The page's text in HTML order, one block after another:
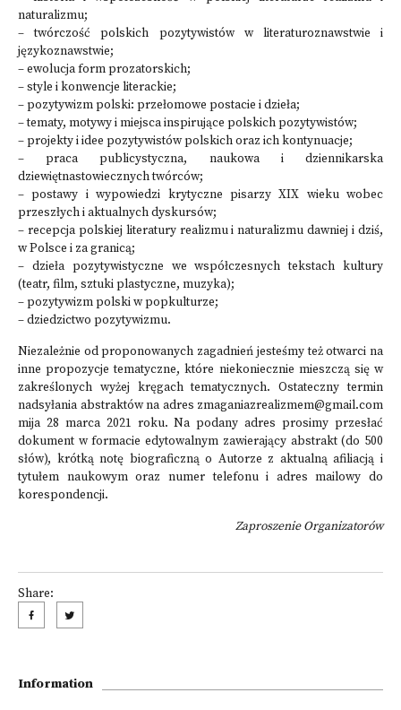
naturalizmu;
– twórczość polskich pozytywistów w literaturoznawstwie i
językoznawstwie;
– ewolucja form prozatorskich;
– style i konwencje literackie;
– pozytywizm polski: przełomowe postacie i dzieła;
– tematy, motywy i miejsca inspirujące polskich pozytywistów;
– projekty i idee pozytywistów polskich oraz ich kontynuacje;
– praca publicystyczna, naukowa i dziennikarska
dziewiętnastowiecznych twórców;
– postawy i wypowiedzi krytyczne pisarzy XIX wieku wobec
przeszłych i aktualnych dyskursów;
– recepcja polskiej literatury realizmu i naturalizmu dawniej i dziś,
w Polsce i za granicą;
– dzieła pozytywistyczne we współczesnych tekstach kultury
(teatr, film, sztuki plastyczne, muzyka);
– pozytywizm polski w popkulturze;
– dziedzictwo pozytywizmu.
Niezależnie od proponowanych zagadnień jesteśmy też otwarci na
inne propozycje tematyczne, które niekoniecznie mieszczą się w
zakreślonych wyżej kręgach tematycznych. Ostateczny termin
nadsyłania abstraktów na adres zmaganiazrealizmem@gmail.com
mija 28 marca 2021 roku. Na podany adres prosimy przesłać
dokument w formacie edytowalnym zawierający abstrakt (do 500
słów), krótką notę biograficzną o Autorze z aktualną afiliacją i
tytułem naukowym oraz numer telefonu i adres mailowy do
korespondencji.
Zaproszenie Organizatorów
Share:
Information